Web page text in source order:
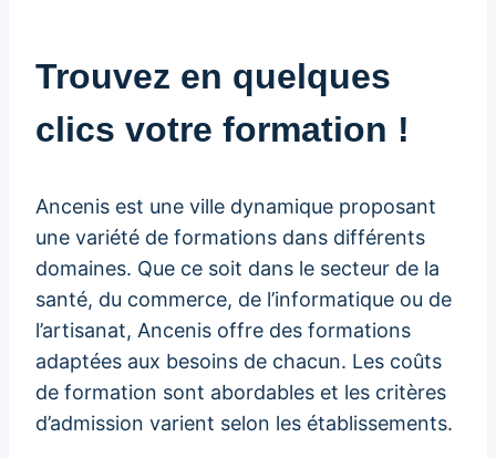
Trouvez en quelques
clics votre formation !
Ancenis est une ville dynamique proposant
une variété de formations dans différents
domaines. Que ce soit dans le secteur de la
santé, du commerce, de l’informatique ou de
l’artisanat, Ancenis offre des formations
adaptées aux besoins de chacun. Les coûts
de formation sont abordables et les critères
d’admission varient selon les établissements.